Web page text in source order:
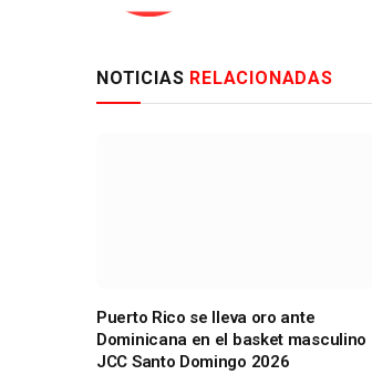
NOTICIAS RELACIONADAS
Puerto Rico se lleva oro ante
Dominicana en el basket masculino
JCC Santo Domingo 2026